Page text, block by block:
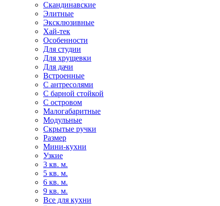
Скандинавские
Элитные
Эксклюзивные
Хай-тек
Особенности
Для студии
Для хрущевки
Для дачи
Встроенные
С антресолями
С барной стойкой
С островом
Малогабаритные
Модульные
Скрытые ручки
Размер
Мини-кухни
Узкие
3 кв. м.
5 кв. м.
6 кв. м.
9 кв. м.
Все для кухни